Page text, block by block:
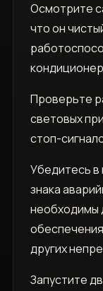
Осмотрите
что он
Проверьте
световых
стоп-
Убедитесь в
знака
необходимы
других
Запустите